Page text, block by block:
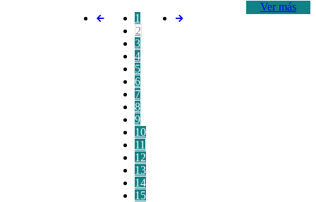
Ver más
1
2
3
4
5
6
7
8
9
10
11
12
13
14
15